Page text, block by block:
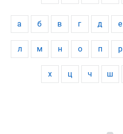
а б в г д е
л м н о п р
х ц ч ш